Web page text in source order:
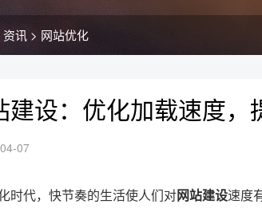
资讯 > 网站优化
建设：优化加载速度，
07
代，快节奏的生活使人们对网站建设速度